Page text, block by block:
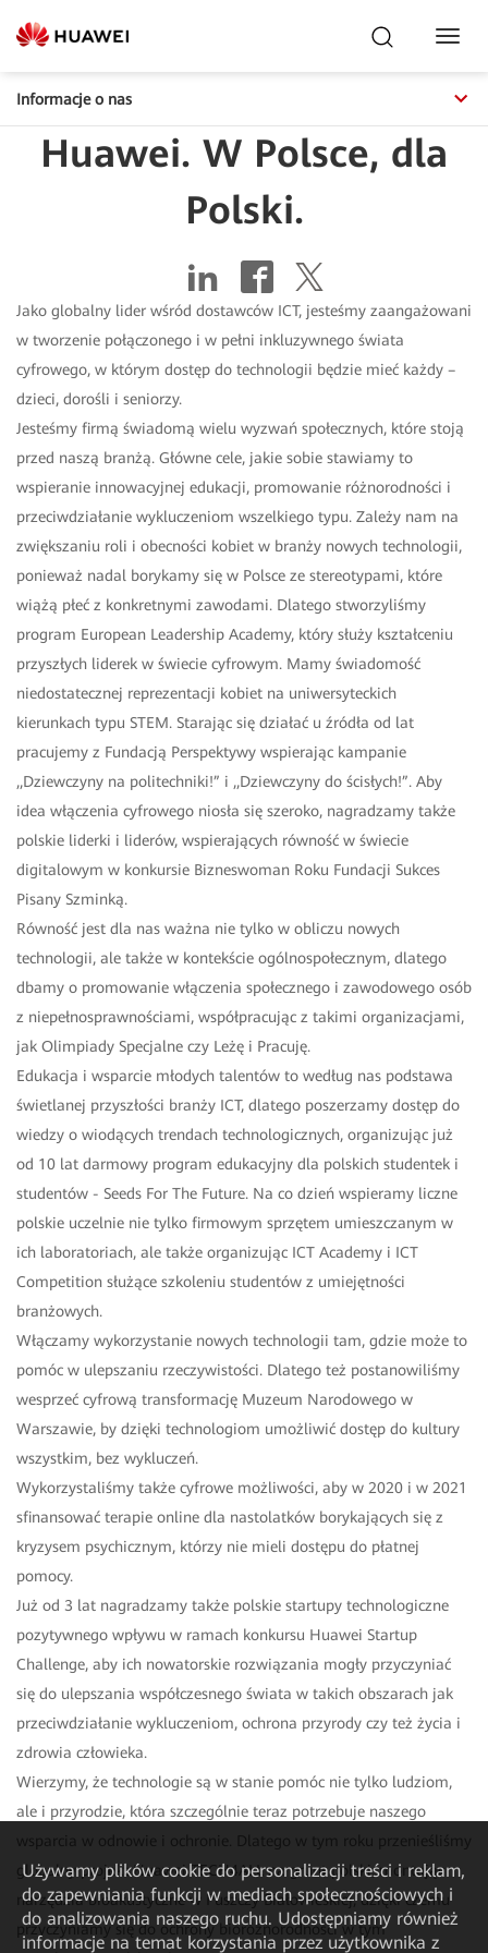
Informacje o nas
Huawei. W Polsce, dla
Polski.
Jako globalny lider wśród dostawców ICT, jesteśmy zaangażowani
w tworzenie połączonego i w pełni inkluzywnego świata
cyfrowego, w którym dostęp do technologii będzie mieć każdy –
dzieci, dorośli i seniorzy.
Jesteśmy firmą świadomą wielu wyzwań społecznych, które stoją
przed naszą branżą. Główne cele, jakie sobie stawiamy to
wspieranie innowacyjnej edukacji, promowanie różnorodności i
przeciwdziałanie wykluczeniom wszelkiego typu. Zależy nam na
zwiększaniu roli i obecności kobiet w branży nowych technologii,
ponieważ nadal borykamy się w Polsce ze stereotypami, które
wiążą płeć z konkretnymi zawodami. Dlatego stworzyliśmy
program European Leadership Academy, który służy kształceniu
przyszłych liderek w świecie cyfrowym. Mamy świadomość
niedostatecznej reprezentacji kobiet na uniwersyteckich
kierunkach typu STEM. Starając się działać u źródła od lat
pracujemy z Fundacją Perspektywy wspierając kampanie
,,Dziewczyny na politechniki!” i ,,Dziewczyny do ścisłych!”. Aby
idea włączenia cyfrowego niosła się szeroko, nagradzamy także
polskie liderki i liderów, wspierających równość w świecie
digitalowym w konkursie Bizneswoman Roku Fundacji Sukces
Pisany Szminką.
Równość jest dla nas ważna nie tylko w obliczu nowych
technologii, ale także w kontekście ogólnospołecznym, dlatego
dbamy o promowanie włączenia społecznego i zawodowego osób
z niepełnosprawnościami, współpracując z takimi organizacjami,
jak Olimpiady Specjalne czy Leżę i Pracuję.
Edukacja i wsparcie młodych talentów to według nas podstawa
świetlanej przyszłości branży ICT, dlatego poszerzamy dostęp do
wiedzy o wiodących trendach technologicznych, organizując już
od 10 lat darmowy program edukacyjny dla polskich studentek i
studentów - Seeds For The Future. Na co dzień wspieramy liczne
polskie uczelnie nie tylko firmowym sprzętem umieszczanym w
ich laboratoriach, ale także organizując ICT Academy i ICT
Competition służące szkoleniu studentów z umiejętności
branżowych.
Włączamy wykorzystanie nowych technologii tam, gdzie może to
pomóc w ulepszaniu rzeczywistości. Dlatego też postanowiliśmy
wesprzeć cyfrową transformację Muzeum Narodowego w
Warszawie, by dzięki technologiom umożliwić dostęp do kultury
wszystkim, bez wykluczeń.
Wykorzystaliśmy także cyfrowe możliwości, aby w 2020 i w 2021
sfinansować terapie online dla nastolatków borykających się z
kryzysem psychicznym, którzy nie mieli dostępu do płatnej
pomocy.
Już od 3 lat nagradzamy także polskie startupy technologiczne
pozytywnego wpływu w ramach konkursu Huawei Startup
Challenge, aby ich nowatorskie rozwiązania mogły przyczyniać
się do ulepszania współczesnego świata w takich obszarach jak
przeciwdziałanie wykluczeniom, ochrona przyrody czy też życia i
zdrowia człowieka.
Wierzymy, że technologie są w stanie pomóc nie tylko ludziom,
ale i przyrodzie, która szczególnie teraz potrzebuje naszego
globalny projekt Huawei TECH4ALL na grunt polski, montując
narzędzia bioakustyczne w Puszczy Białowieskiej, dzięki czemu
przyczyniamy się do ochrony bioróżnorodności w tym
Używamy plików cookie do personalizacji treści i reklam,
do zapewniania funkcji w mediach społecznościowych i
do analizowania naszego ruchu. Udostępniamy również
informacje na temat korzystania przez użytkownika z